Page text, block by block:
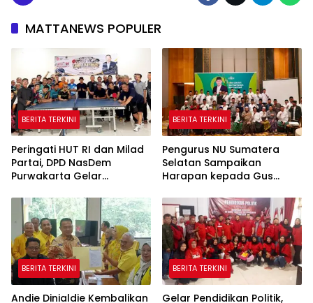
MATTANEWS POPULER
BERITA TERKINI
Peringati HUT RI dan Milad
Partai, DPD NasDem
Purwakarta Gelar
hingga Baksos Gratis
BERITA TERKINI
Pengurus NU Sumatera
Selatan Sampaikan
Harapan kepada Gus
Pesantren
BERITA TERKINI
Andie Dinialdie Kembalikan
BERITA TERKINI
Gelar Pendidikan Politik,